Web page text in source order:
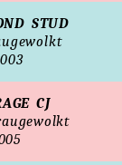
STUD
CJ